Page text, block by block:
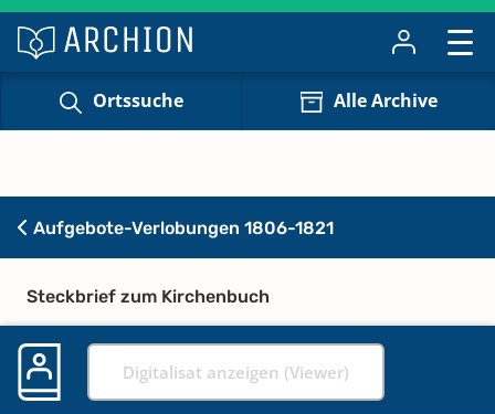
Ortssuche Alle Archive
Aufgebote-Verlobungen 1806-1821
Steckbrief zum Kirchenbuch
Digitalisat anzeigen (Viewer)